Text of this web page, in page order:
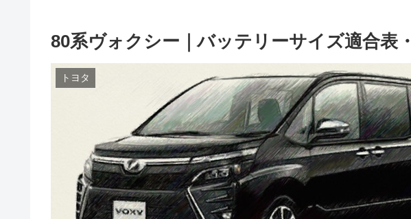
80系ヴォクシー｜バッテリーサイズ適合表
トヨタ